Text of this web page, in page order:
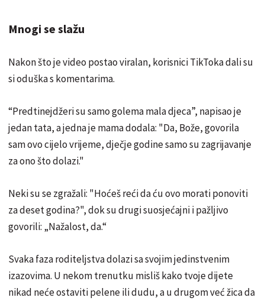
Mnogi se slažu
Nakon što je video postao viralan, korisnici TikToka dali su
si oduška s komentarima.
“Predtinejdžeri su samo golema mala djeca”, napisao je
jedan tata, a jedna je mama dodala: "Da, Bože, govorila
sam ovo cijelo vrijeme, dječje godine samo su zagrijavanje
za ono što dolazi."
Neki su se zgražali: "Hoćeš reći da ću ovo morati ponoviti
za deset godina?", dok su drugi suosjećajni i pažljivo
govorili: „Nažalost, da.“
Svaka faza roditeljstva dolazi sa svojim jedinstvenim
izazovima. U nekom trenutku misliš kako tvoje dijete
nikad neće ostaviti pelene ili dudu, a u drugom već žica da